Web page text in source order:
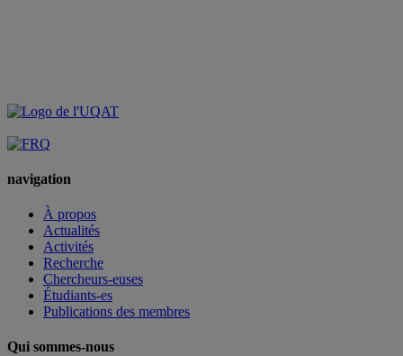
navigation
À propos
Actualités
Activités
Recherche
Chercheurs-euses
Étudiants-es
Publications des membres
Qui sommes-nous